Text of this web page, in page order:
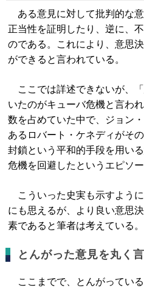
ある意見に対して批判的な
正当性を証明したり、逆に、
のである。これにより、意思
ができると言われている。
ここでは詳述できないが、
いたのがキューバ危機と言わ
数を占めていた中で、ジョン
あるロバート・ケネディがそ
封鎖という平和的手段を用い
危機を回避したというエピソー
こういった史実も示すよう
にも思えるが、より良い意思
素であると筆者は考えている。
とんがった意見を丸く
ここまでで、とんがってい